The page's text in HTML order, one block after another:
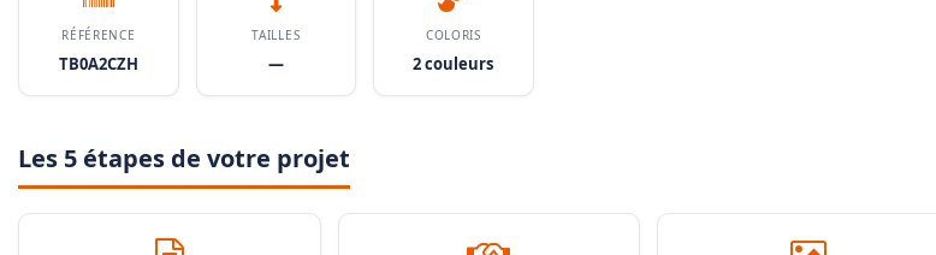
RÉFÉRENCE
TB0A2CZH
TAILLES
—
COLORIS
2 couleurs
Les 5 étapes de votre projet